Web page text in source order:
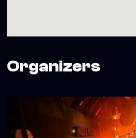
Organizers